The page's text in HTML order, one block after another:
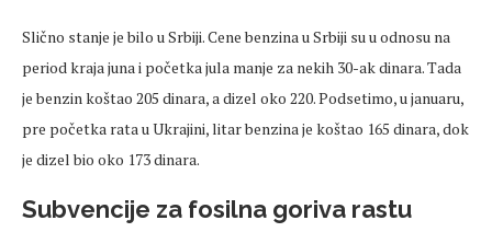
Slično stanje je bilo u Srbiji. Cene benzina u Srbiji su u odnosu na
period kraja juna i početka jula manje za nekih 30-ak dinara. Tada
je benzin koštao 205 dinara, a dizel oko 220. Podsetimo, u januaru,
pre početka rata u Ukrajini, litar benzina je koštao 165 dinara, dok
je dizel bio oko 173 dinara.
Subvencije za fosilna goriva rastu